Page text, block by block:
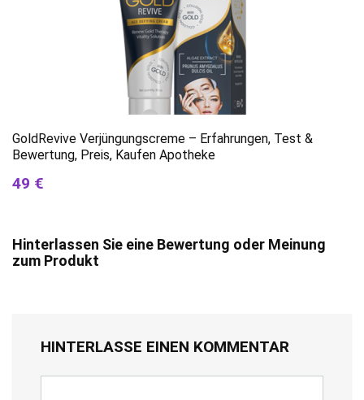
GoldRevive Verjüngungscreme – Erfahrungen, Test &
Bewertung, Preis, Kaufen Apotheke
49 €
Hinterlassen Sie eine Bewertung oder Meinung
zum Produkt
HINTERLASSE EINEN KOMMENTAR